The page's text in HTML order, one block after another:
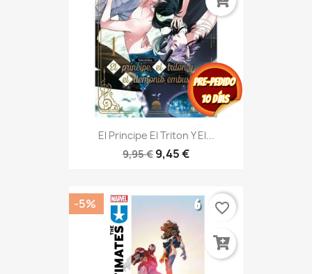
El Principe El Triton Y El...
9,95 € 9,45 €
-5% favorite_border